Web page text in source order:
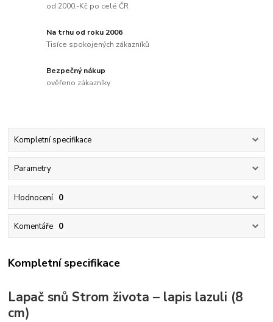
od 2000,-Kč po celé ČR
Na trhu od roku 2006
Tisíce spokojených zákazníků
Bezpečný nákup
ověřeno zákazníky
Kompletní specifikace
Parametry
Hodnocení 0
Komentáře 0
Kompletní specifikace
Lapač snů Strom života – lapis lazuli (8
cm)